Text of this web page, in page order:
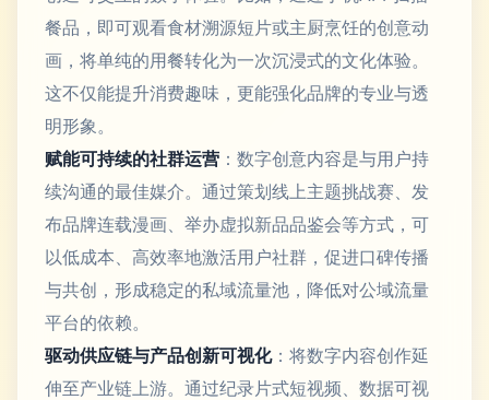
餐品，即可观看食材溯源短片或主厨烹饪的创意动
画，将单纯的用餐转化为一次沉浸式的文化体验。
这不仅能提升消费趣味，更能强化品牌的专业与透
明形象。
赋能可持续的社群运营 ：数字创意内容是与用户持
续沟通的最佳媒介。通过策划线上主题挑战赛、发
布品牌连载漫画、举办虚拟新品品鉴会等方式，可
以低成本、高效率地激活用户社群，促进口碑传播
与共创，形成稳定的私域流量池，降低对公域流量
平台的依赖。
驱动供应链与产品创新可视化：将数字内容创作延
伸至产业链上游。通过纪录片式短视频、数据可视